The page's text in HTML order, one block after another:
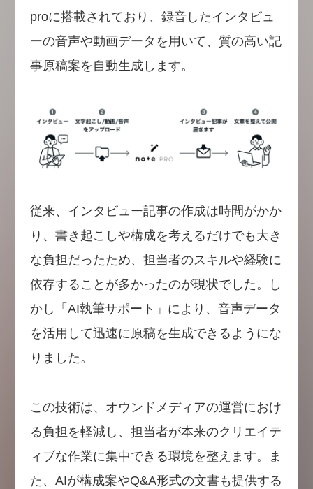
proに搭載されており、録音したインタビュ
ーの音声や動画データを用いて、質の高い記
事原稿案を自動生成します。
従来、インタビュー記事の作成は時間がかか
り、書き起こしや構成を考えるだけでも大き
な負担だったため、担当者のスキルや経験に
依存することが多かったのが現状でした。し
かし「AI執筆サポート」により、音声データ
を活用して迅速に原稿を生成できるようにな
りました。
この技術は、オウンドメディアの運営におけ
る負担を軽減し、担当者が本来のクリエイテ
ィブな作業に集中できる環境を整えます。ま
た、AIが構成案やQ&A形式の文書も提供する